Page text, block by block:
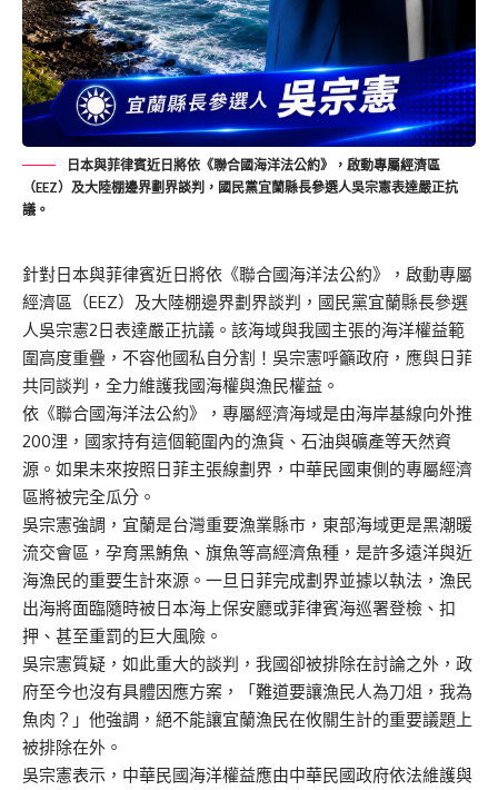
日本與菲律賓近日將依《聯合國海洋法公約》，啟動專屬經濟區
（EEZ）及大陸棚邊界劃界談判，國民黨宜蘭縣長參選人吳宗憲表達嚴正抗
議。
針對日本與菲律賓近日將依《聯合國海洋法公約》，啟動專屬
經濟區（EEZ）及大陸棚邊界劃界談判，國民黨宜蘭縣長參選
人吳宗憲2日表達嚴正抗議。該海域與我國主張的海洋權益範
圍高度重疊，不容他國私自分割！吳宗憲呼籲政府，應與日菲
共同談判，全力維護我國海權與漁民權益。
依《聯合國海洋法公約》，專屬經濟海域是由海岸基線向外推
200浬，國家持有這個範圍內的漁貨、石油與礦產等天然資
源。如果未來按照日菲主張線劃界，中華民國東側的專屬經濟
區將被完全瓜分。
吳宗憲強調，宜蘭是台灣重要漁業縣市，東部海域更是黑潮暖
流交會區，孕育黑鮪魚、旗魚等高經濟魚種，是許多遠洋與近
海漁民的重要生計來源。一旦日菲完成劃界並據以執法，漁民
出海將面臨隨時被日本海上保安廳或菲律賓海巡署登檢、扣
押、甚至重罰的巨大風險。
吳宗憲質疑，如此重大的談判，我國卻被排除在討論之外，政
府至今也沒有具體因應方案，「難道要讓漁民人為刀俎，我為
魚肉？」他強調，絕不能讓宜蘭漁民在攸關生計的重要議題上
被排除在外。
吳宗憲表示，中華民國海洋權益應由中華民國政府依法維護與